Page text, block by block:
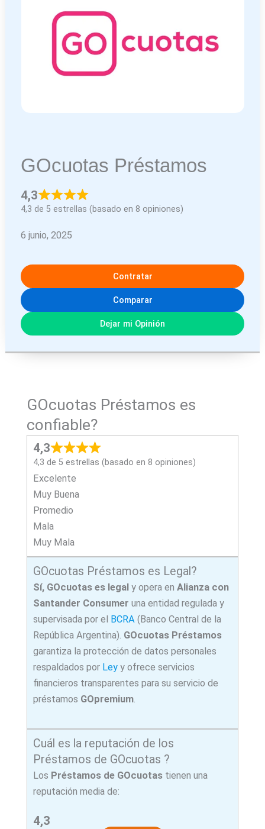
GOcuotas Préstamos
4,3
4,3 de 5 estrellas (basado en 8 opiniones)
6 junio, 2025
Contratar
Comparar
Dejar mi Opinión
GOcuotas Préstamos es
confiable?
4,3
4,3 de 5 estrellas (basado en 8 opiniones)
Excelente
Muy Buena
Promedio
Mala
Muy Mala
GOcuotas Préstamos es Legal?
Sí, GOcuotas es legal y opera enAlianza con
Santander Consumer una entidad regulada y
supervisada por el BCRA (Banco Central de la
República Argentina). GOcuotas Préstamos
garantiza la protección de datos personales
respaldados por Ley y ofrece servicios
financieros transparentes para su servicio de
préstamos GOpremium.
Cuál es la reputación de los
Préstamos de GOcuotas ?
Los Préstamos de GOcuotas tienen una
reputación media de:
4,3